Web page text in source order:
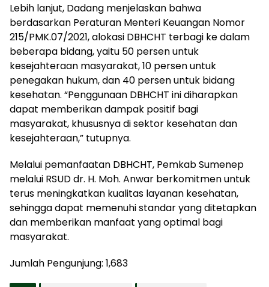
Lebih lanjut, Dadang menjelaskan bahwa
berdasarkan Peraturan Menteri Keuangan Nomor
215/PMK.07/2021, alokasi DBHCHT terbagi ke dalam
beberapa bidang, yaitu 50 persen untuk
kesejahteraan masyarakat, 10 persen untuk
penegakan hukum, dan 40 persen untuk bidang
kesehatan. “Penggunaan DBHCHT ini diharapkan
dapat memberikan dampak positif bagi
masyarakat, khususnya di sektor kesehatan dan
kesejahteraan,” tutupnya.
Melalui pemanfaatan DBHCHT, Pemkab Sumenep
melalui RSUD dr. H. Moh. Anwar berkomitmen untuk
terus meningkatkan kualitas layanan kesehatan,
sehingga dapat memenuhi standar yang ditetapkan
dan memberikan manfaat yang optimal bagi
masyarakat.
Jumlah Pengunjung: 1,683